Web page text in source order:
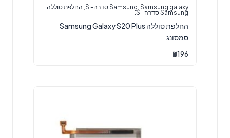
Samsung Samsung galaxy סדרה- S החלפת סוללה
Samsung סדרה- S.
‏החלפת סוללה Samsung Galaxy S20 Plus
סמסונג
₪196